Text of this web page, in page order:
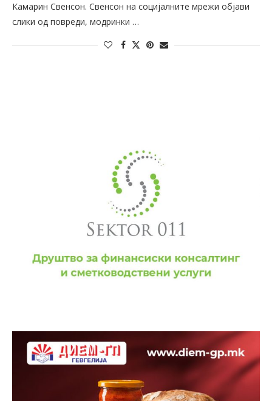
Камарин Свенсон. Свенсон на социјалните мрежи објави
слики од повреди, модринки …